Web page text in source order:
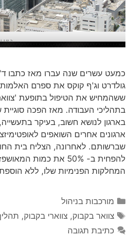
כמעט עשרים שנה עברו מאז כתבו
גולדרט וג'ף קוקס את ספרם
ששהמחיש את הטיפול בתופעת
בתהליכי העבודה. מאז הפכה סוגיית
בארגון לנושא חשוב, בעיקר
ארגונים אחרים השואפים
שברשותם. לאחרונה, הצליח בית
להפחית ב- 50% את כמות
המחלקות הפנימיות שלו, ללא
קטגוריות
מורכבות בניהול
תגיות
צוואר בקבוק,צווארי בקבוק,
כתיבת תגובה